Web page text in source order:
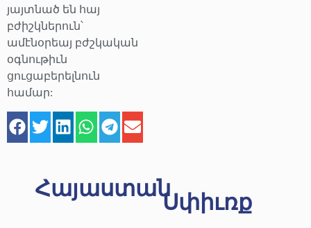
յայտնած են հայ
բժիշկներուն՝
ամէնօրեայ բժշկական
օգնութիւն
ցուցաբերելնուն
համար:
Հայաստան
Սփիւռք